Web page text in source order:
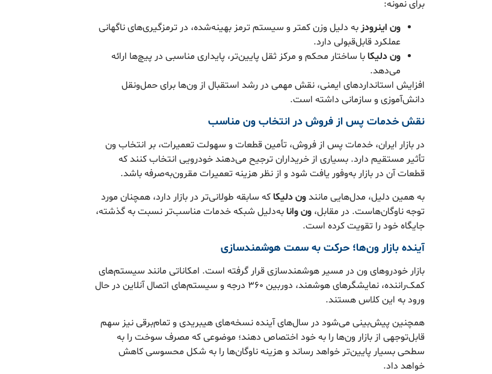
برای نمونه:
ون اینرودز به دلیل وزن کمتر و سیستم ترمز بهینه‌شده، در ترمزگیری‌های ناگهانی
عملکرد قابل‌قبولی دارد.
ون دلیکابا ساختار محکم و مرکز ثقل پایین‌تر، پایداری مناسبی در پیچ‌ها ارائه
می‌دهد.
افزایش استانداردهای ایمنی، نقش مهمی در رشد استقبال از ون‌ها برای حمل‌ونقل
دانش‌آموزی و سازمانی داشته است.
نقش خدمات پس از فروش در انتخاب ون مناسب
در بازار ایران، خدمات پس از فروش، تأمین قطعات و سهولت تعمیرات، بر انتخاب ون
تأثیر مستقیم دارد. بسیاری از خریداران ترجیح می‌دهند خودرویی انتخاب کنند که
قطعات آن در بازار به‌وفور یافت شود و از نظر هزینه تعمیرات مقرون‌به‌صرفه باشد.
به همین دلیل، مدل‌هایی مانندون دلیکاکه سابقه طولانی‌تر در بازار دارد، همچنان مورد
توجه ناوگان‌هاست. در مقابل، ون وانابه‌دلیل شبکه خدمات مناسب‌تر نسبت به گذشته،
جایگاه خود را تقویت کرده است.
آینده بازار ون‌ها؛ حرکت به سمت هوشمندسازی
بازار خودروهای ون در مسیر هوشمندسازی قرار گرفته است. امکاناتی مانند سیستم‌های
کمک‌راننده، نمایشگرهای هوشمند، دوربین ۳۶۰ درجه و سیستم‌های اتصال آنلاین در حال
ورود به این کلاس هستند.
همچنین پیش‌بینی می‌شود در سال‌های آینده نسخه‌های هیبریدی و تمام‌برقی نیز سهم
قابل‌توجهی از بازار ون‌ها را به خود اختصاص دهند؛ موضوعی که مصرف سوخت را به
سطحی بسیار پایین‌تر خواهد رساند و هزینه ناوگان‌ها را به شکل محسوسی کاهش
خواهد داد.